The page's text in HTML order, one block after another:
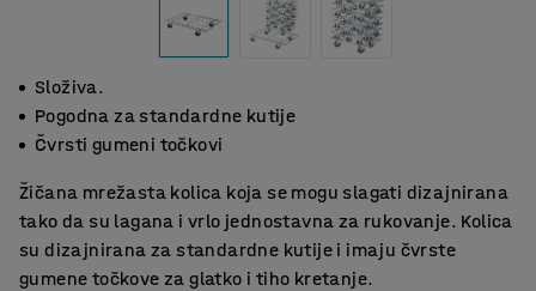
Složiva.
Pogodna za standardne kutije
Čvrsti gumeni točkovi
Žičana mrežasta kolica koja se mogu slagati dizajnirana
tako da su lagana i vrlo jednostavna za rukovanje. Kolica
su dizajnirana za standardne kutije i imaju čvrste
gumene točkove za glatko i tiho kretanje.